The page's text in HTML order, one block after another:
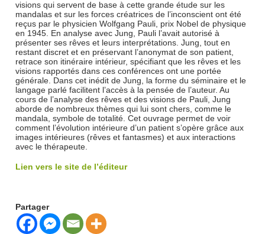
visions qui servent de base à cette grande étude sur les
mandalas et sur les forces créatrices de l’inconscient ont été
reçus par le physicien Wolfgang Pauli, prix Nobel de physique
en 1945. En analyse avec Jung, Pauli l’avait autorisé à
présenter ses rêves et leurs interprétations. Jung, tout en
restant discret et en préservant l’anonymat de son patient,
retrace son itinéraire intérieur, spécifiant que les rêves et les
visions rapportés dans ces conférences ont une portée
générale. Dans cet inédit de Jung, la forme du séminaire et le
langage parlé facilitent l’accès à la pensée de l’auteur. Au
cours de l’analyse des rêves et des visions de Pauli, Jung
aborde de nombreux thèmes qui lui sont chers, comme le
mandala, symbole de totalité. Cet ouvrage permet de voir
comment l’évolution intérieure d’un patient s’opère grâce aux
images intérieures (rêves et fantasmes) et aux interactions
avec le thérapeute.
Lien vers le site de l’éditeur
Partager